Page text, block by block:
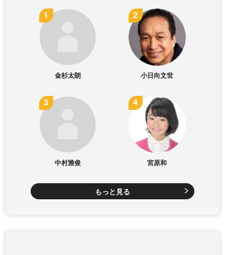
金杉太朗 小日向文世
中村雅俊 宮原和
もっと見る